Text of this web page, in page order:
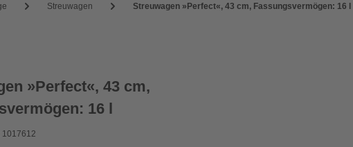
Streuwagen Streuwagen »Perfect«, 43 cm, Fassungsvermögen: 16 l
»Perfect«, 43 cm,
16 l
1017612